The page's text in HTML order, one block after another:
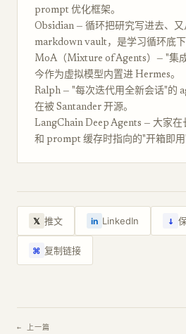
prompt 优化框架。
Obsidian — 循环把研究写进去、
markdown vault，是学习循环底下
MoA（Mixture of Agents）— "集
今作为虚拟模型内置进 Hermes。
Ralph — "每次迭代用全新会话"的
在被 Santander 开源。
LangChain Deep Agents — 大家
和 prompt 缓存时指向的"开箱即用"
𝕏 推文 in LinkedIn ↓
⌘ 复制链接
← 上一篇